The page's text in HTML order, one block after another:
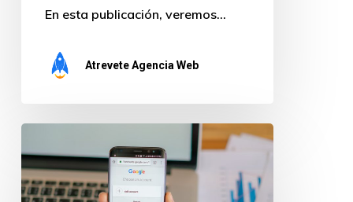
En esta publicación, veremos…
Atrevete Agencia Web
Optimizaciones
de